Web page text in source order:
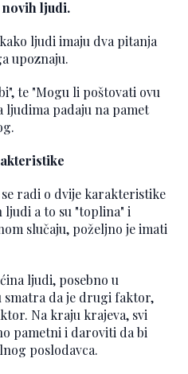
novih ljudi.
ljudi imaju dva pitanja
upoznaju.
te "Mogu li poštovati ovu
ljudima padaju na pamet
radi o dvije karakteristike
a to su "toplina" i
slučaju, poželjno je imati
ljudi, posebno u
da je drugi faktor,
Na kraju krajeva, svi
pametni i daroviti da bi
poslodavca.